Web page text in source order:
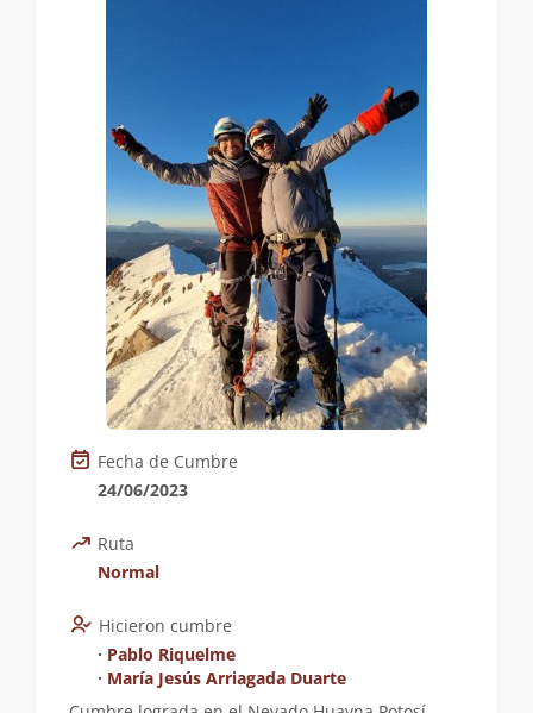
Fecha de Cumbre
24/06/2023
Ruta
Normal
Hicieron cumbre
∙ Pablo Riquelme
∙ María Jesús Arriagada Duarte